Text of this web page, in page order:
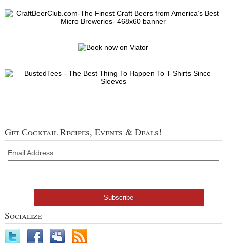
Get Cocktail Recipes, Events & Deals!
Email Address
Socialize